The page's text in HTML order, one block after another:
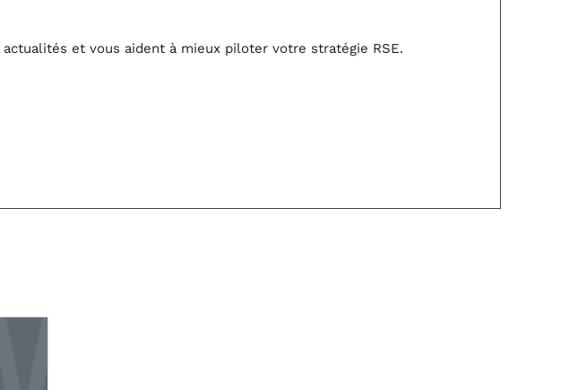
et vous aident à mieux piloter votre stratégie RSE.